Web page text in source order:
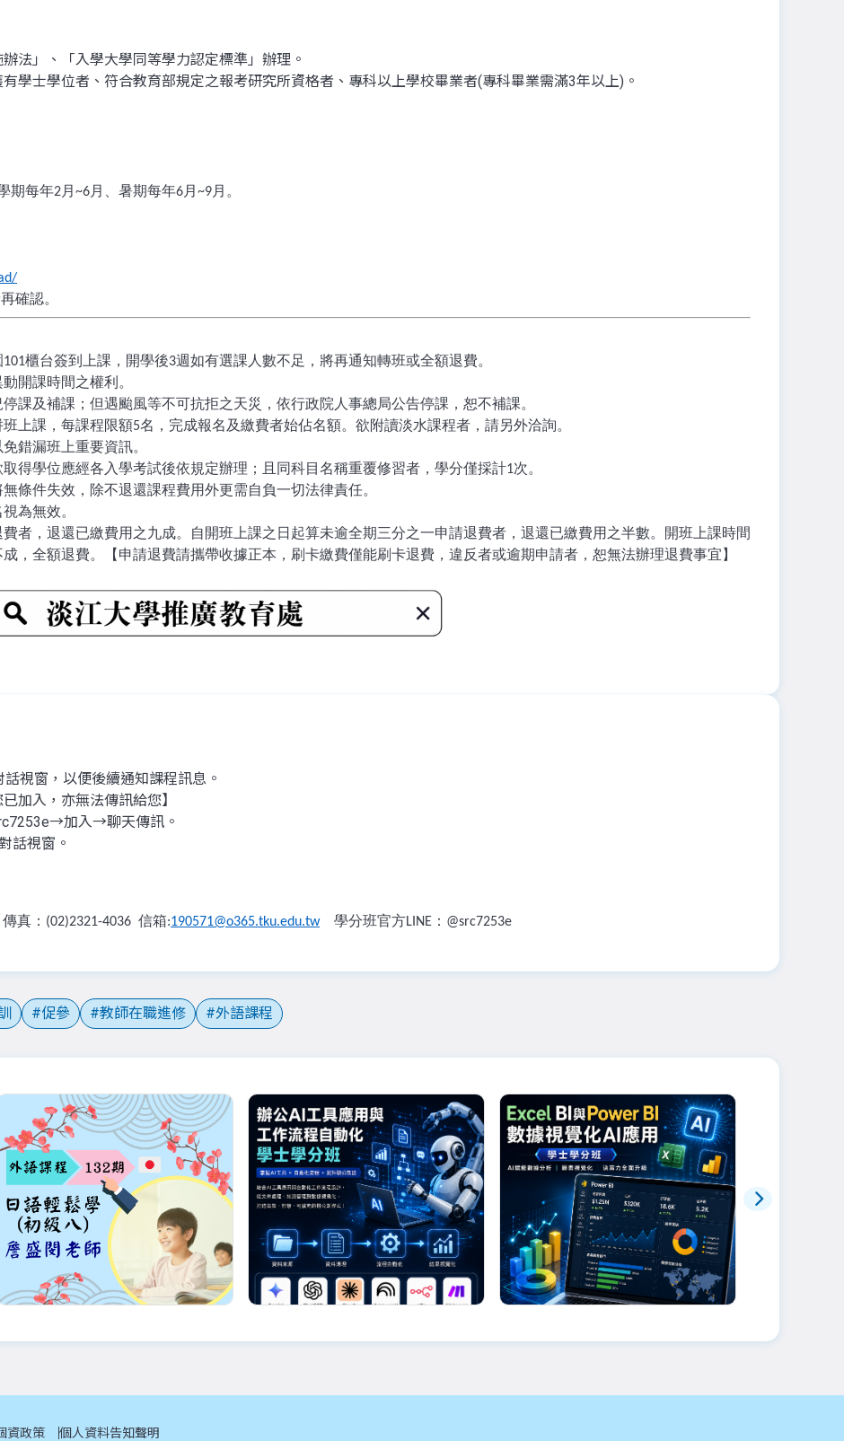
法」、「入學大學同等學力認定標準」辦理。
學士學位者、符合教育部規定之報考研究所資格者、專科以上學校畢業者(專科畢業需滿3年以上)。
期每年2月 ~6月、暑期每年6月 ~9月。
確認。
101櫃台簽到上課，開學後3週如有選課人數不足，將再通知轉班或全額退費。
開課時間之權利。
課及補課；但遇颱風等不可抗拒之天災，依行政院人事總局公告停課，恕不補課。
上課，每課程限額5名，完成報名及繳費者始佔名額。欲附讀淡水課程者，請另外洽詢。
錯漏班上重要資訊。
得學位應經各入學考試後依規定辦理；且同科目名稱重覆修習者，學分僅採計1次。
條件失效，除不退還課程費用外更需自負一切法律責任。
為無效。
者，退還已繳費用之九成。自開班上課之日起算未逾全期三分之一申請退費者，退還已繳費用之半數。開班上課時間
，全額退費。【申請退費請攜帶收據正本，刷卡繳費僅能刷卡退費，違反者或逾期申請者，恕無法辦理退費事宜】
視窗，以便後續通知課程訊息。
加入，亦無法傳訊給您】
加入→聊天傳訊。
話視窗。
真： (02)2321-4036 信箱:190571@o365.tku.edu.tw 學分班官方LINE ： @src7253e
促參 教師在職進修 外語課程
級八)_08/29起_詹盛閔老
師
或第1堂課統計團...
程自動化學士學分班
覺化AI應用學士學分班
已額滿
資政策 個人資料告知聲明